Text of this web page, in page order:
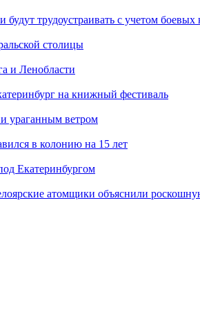
трудоустраивать с учетом боевых
столицы
и Ленобласти
на книжный фестиваль
ураганным ветром
в колонию на 15 лет
Екатеринбургом
атомщики объяснили